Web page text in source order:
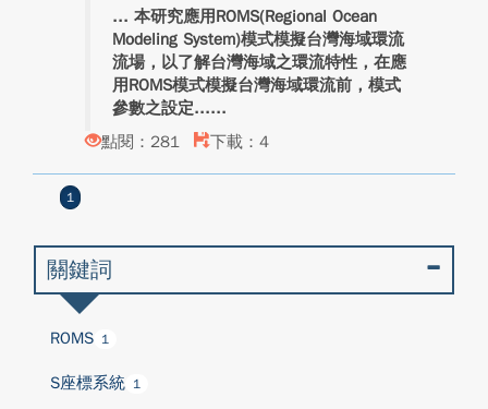
本研究應用ROMS(Regional Ocean
Modeling System)模式模擬台灣海域環流
流場，以了解台灣海域之環流特性，在應
用ROMS模式模擬台灣海域環流前，模式
參數之設定...
點閱：281
下載：4
1
關鍵詞
ROMS 1
S座標系統 1